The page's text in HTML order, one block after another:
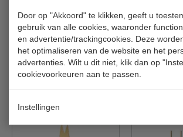
Door op "Akkoord" te klikken, geeft u
gebruik van alle cookies, waaronder
en advertentie/trackingcookies. Deze
het optimaliseren van de website en het
advertenties. Wilt u dit niet, klik dan op
cookievoorkeuren aan te passen.
Instellingen
Hoogte
15,5 cm
Kleur
Wit
Materiaal
Papier
Is dit iets voor jou?